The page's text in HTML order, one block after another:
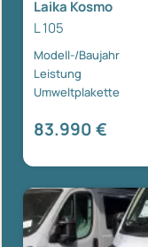
Laika Kosmo
L 105
Modell-/Baujahr
Leistung
Umweltplakette
83.990 €